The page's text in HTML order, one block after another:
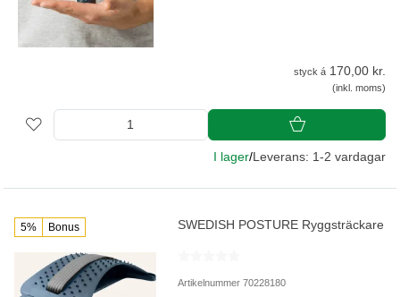
styck á 170,00 kr.
(inkl. moms)
I lager/Leverans: 1-2 vardagar
5% Bonus SWEDISH POSTURE Ryggsträckare
Artikelnummer 70228180